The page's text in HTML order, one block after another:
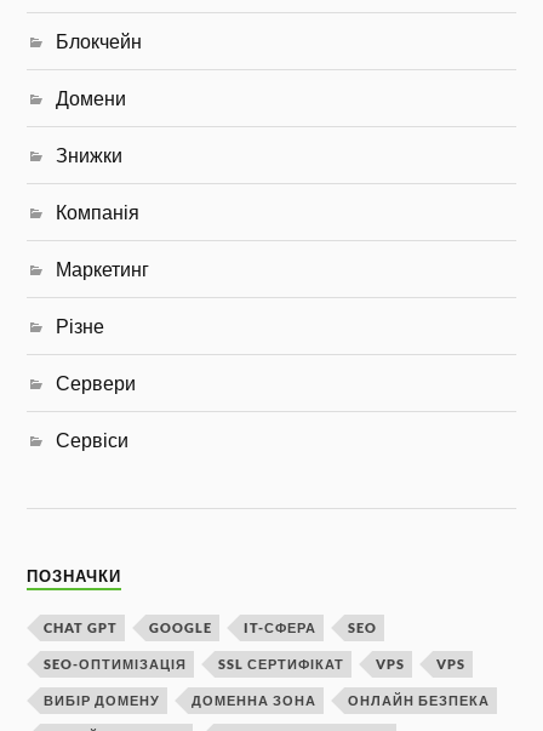
Блокчейн
Домени
Знижки
Компанія
Маркетинг
Різне
Сервери
Сервіси
ПОЗНАЧКИ
CHAT GPT GOOGLE IT-СФЕРА SEO
SEO-ОПТИМІЗАЦІЯ SSL СЕРТИФІКАТ VPS VPS
ВИБІР ДОМЕНУ ДОМЕННА ЗОНА ОНЛАЙН БЕЗПЕКА